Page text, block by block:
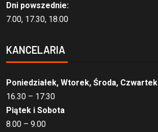
Dni powszednie:
7.00, 17.30, 18.00
KANCELARIA
Poniedziałek, Wtorek, Środa, Czwartek
16.30 – 17:30
Piątek i Sobota
8.00 – 9.00